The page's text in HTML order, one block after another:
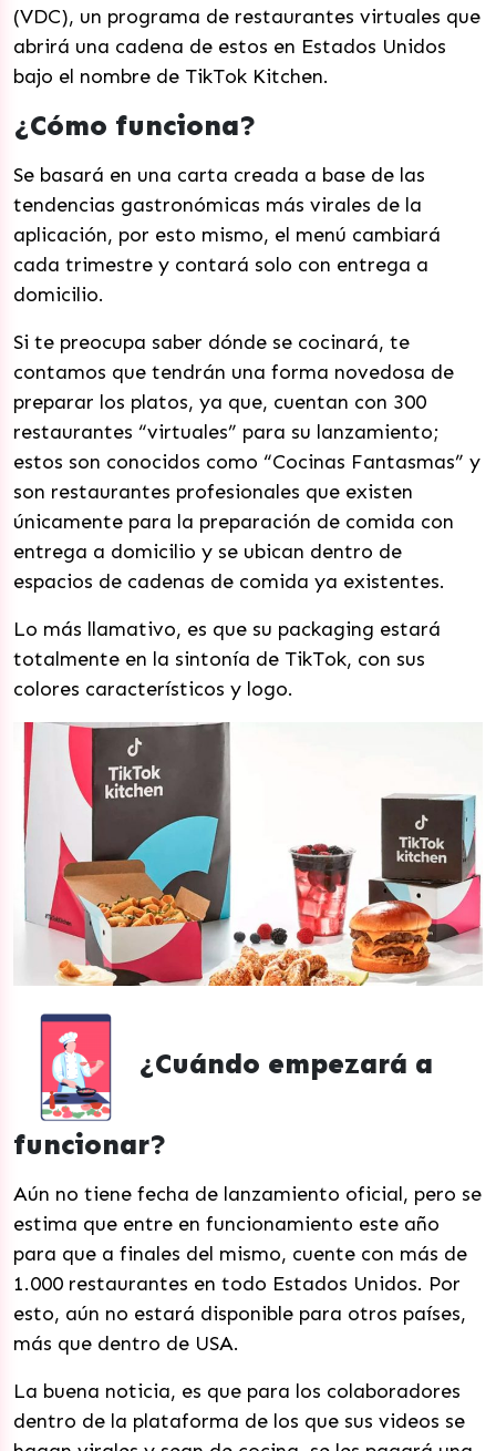
(VDC), un programa de restaurantes virtuales que
abrirá una cadena de estos en Estados Unidos
bajo el nombre de TikTok Kitchen.
¿Cómo funciona?
Se basará en una carta creada a base de las
tendencias gastronómicas más virales de la
aplicación, por esto mismo, el menú cambiará
cada trimestre y contará solo con entrega a
domicilio.
Si te preocupa saber dónde se cocinará, te
contamos que tendrán una forma novedosa de
preparar los platos, ya que, cuentan con 300
restaurantes “virtuales” para su lanzamiento;
estos son conocidos como “Cocinas Fantasmas” y
son restaurantes profesionales que existen
únicamente para la preparación de comida con
entrega a domicilio y se ubican dentro de
espacios de cadenas de comida ya existentes.
Lo más llamativo, es que su packaging estará
totalmente en la sintonía de TikTok, con sus
colores característicos y logo.
¿Cuándo empezará a
funcionar?
Aún no tiene fecha de lanzamiento oficial, pero se
estima que entre en funcionamiento este año
para que a finales del mismo, cuente con más de
1.000 restaurantes en todo Estados Unidos. Por
esto, aún no estará disponible para otros países,
más que dentro de USA.
La buena noticia, es que para los colaboradores
dentro de la plataforma de los que sus videos se